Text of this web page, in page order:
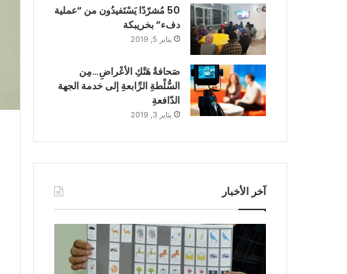
50 مُشرّدًا يَسْتَفيدُون من “عملية
دفء” بخريبكة
يناير 5, 2019
صَحافةُ هَتْكِ الأعْراضِ…مِن
السُّلْطةِ الرِّابعةِ إلى خدمة الجهة
الدّافعةِ
يناير 3, 2019
آخر الأخبار